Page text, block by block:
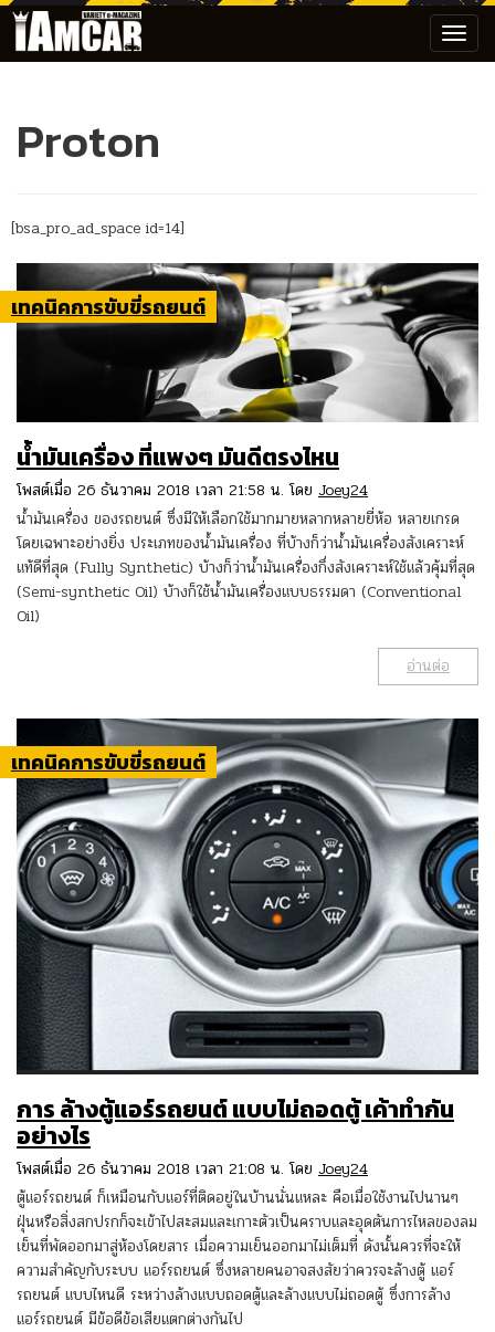
Proton
[bsa_pro_ad_space id=14]
เทคนิคการขับขี่รถยนต์
น้ำมันเครื่อง ที่แพงๆ มันดีตรงไหน
โพสต์เมื่อ 26 ธันวาคม 2018 เวลา 21:58 น. โดย Joey24
น้ำมันเครื่อง ของรถยนต์ ซึ่งมีให้เลือกใช้มากมายหลากหลายยี่ห้อ หลายเกรด
โดยเฉพาะอย่างยิ่ง ประเภทของน้ำมันเครื่อง ที่บ้างก็ว่าน้ำมันเครื่องสังเคราะห์
แท้ดีที่สุด (Fully Synthetic) บ้างก็ว่าน้ำมันเครื่องกึ่งสังเคราะห์ใช้แล้วคุ้มที่สุด
(Semi-synthetic Oil) บ้างก็ใช้น้ำมันเครื่องแบบธรรมดา (Conventional
Oil)
อ่านต่อ
เทคนิคการขับขี่รถยนต์
การ ล้างตู้แอร์รถยนต์ แบบไม่ถอดตู้ เค้าทำกัน
อย่างไร
โพสต์เมื่อ 26 ธันวาคม 2018 เวลา 21:08 น. โดย Joey24
ตู้แอร์รถยนต์ ก็เหมือนกับแอร์ที่ติดอยู่ในบ้านนั่นแหละ คือเมื่อใช้งานไปนานๆ
ฝุ่นหรือสิ่งสกปรกก็จะเข้าไปสะสมและเกาะตัวเป็นคราบและอุดตันการไหลของลม
เย็นที่พัดออกมาสู่ห้องโดยสาร เมื่อความเย็นออกมาไม่เต็มที่ ดังนั้นควรที่จะให้
ความสำคัญกับระบบ แอร์รถยนต์ ซึ่งหลายคนอาจสงสัยว่าควรจะล้างตู้ แอร์
รถยนต์ แบบไหนดี ระหว่างล้างแบบถอดตู้และล้างแบบไม่ถอดตู้ ซึ่งการล้าง
แอร์รถยนต์ มีข้อดีข้อเสียแตกต่างกันไป